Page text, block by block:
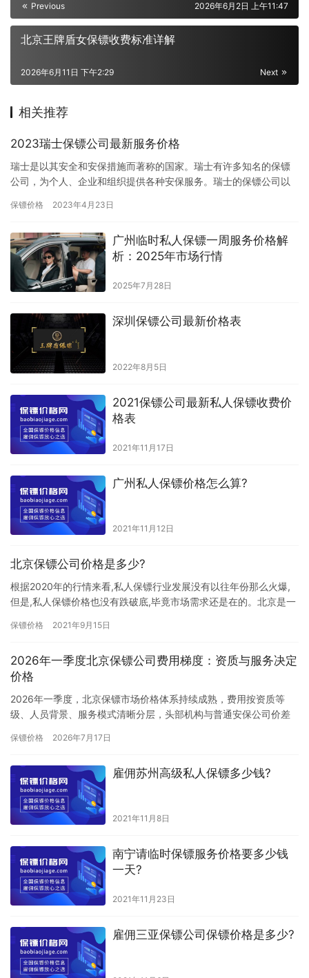
Previous 2026年6月2日 上午11:47
北京王牌盾女保镖收费标准详解
Next
2026年6月11日 下午2:29
相关推荐
2023瑞士保镖公司最新服务价格
瑞士是以其安全和安保措施而著称的国家。瑞士有许多知名的保镖
公司，为个人、企业和组织提供各种安保服务。瑞士的保镖公司以
活动安…
保镖价格 2023年4月23日
广州临时私人保镖一周服务价格解
析：2025年市场行情
2025年7月28日
深圳保镖公司最新价格表
2022年8月5日
2021保镖公司最新私人保镖收费价
格表
2021年11月17日
广州私人保镖价格怎么算?
2021年11月12日
北京保镖公司价格是多少?
根据2020年的行情来看,私人保镖行业发展没有以往年份那么火爆,
但是,私人保镖价格也没有跌破底,毕竟市场需求还是在的。北京是一
保镖价格 2021年9月15日
2026年一季度北京保镖公司费用梯度：资质与服务决定
价格
2026年一季度，北京保镖市场价格体系持续成熟，费用按资质等
级、人员背景、服务模式清晰分层，头部机构与普通安保公司价差
团…
保镖价格 2026年7月17日
雇佣苏州高级私人保镖多少钱?
2021年11月8日
南宁请临时保镖服务价格要多少钱
一天?
2021年11月23日
雇佣三亚保镖公司保镖价格是多少?